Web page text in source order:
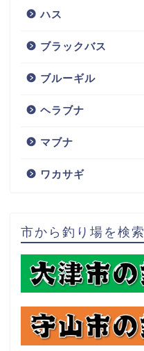
ハス
ブラックバス
ブルーギル
ヘラブナ
マブナ
ワカサギ
市から釣り場を検索